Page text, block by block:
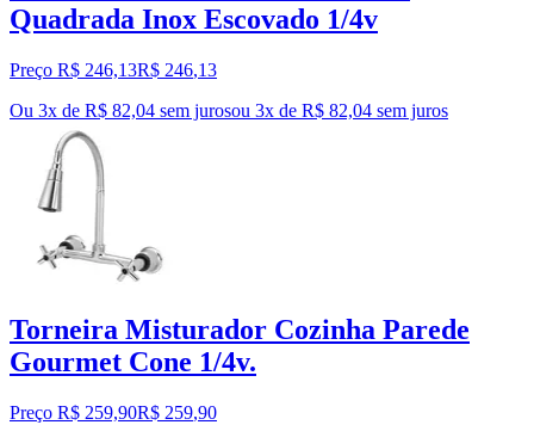
Quadrada Inox Escovado 1/4v
Preço R$ 246,13R$ 246,13
Ou 3x de R$ 82,04 sem jurosou 3x de R$ 82,04 sem juros
Torneira Misturador Cozinha Parede
Gourmet Cone 1/4v.
Preço R$ 259,90R$ 259,90